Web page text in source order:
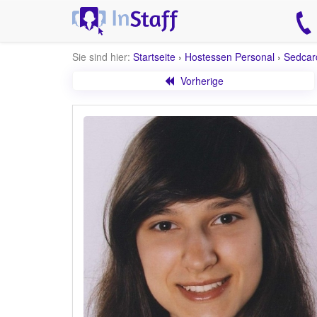
Sie sind hier: Startseite › Hostessen Personal ›
Vorherige